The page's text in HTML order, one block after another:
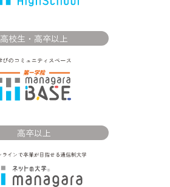
高校生・高卒以上
高卒以上